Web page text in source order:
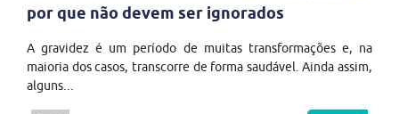
por que não devem ser ignorados
A gravidez é um período de muitas transformações e, na
maioria dos casos, transcorre de forma saudável. Ainda assim,
alguns...